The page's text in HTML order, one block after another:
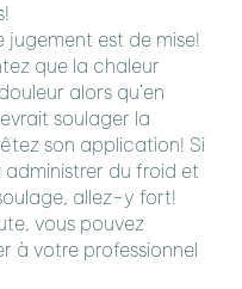
jugement est de mise!
que la chaleur
alors qu’en
soulager la
son application! Si
administrer du froid et
allez-y fort!
vous pouvez
à votre professionnel